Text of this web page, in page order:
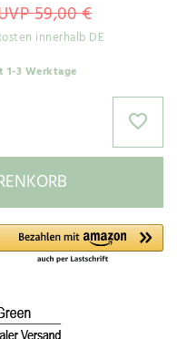
59,00 €
innerhalb DE
1-3 Werktage